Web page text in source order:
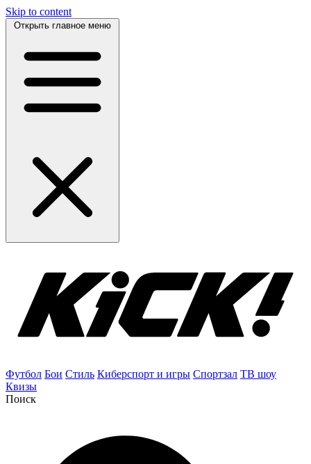
Skip to content
Открыть главное меню
Футбол Бои Стиль Киберспорт и игры Спортзал ТВ шоу
Квизы
Поиск